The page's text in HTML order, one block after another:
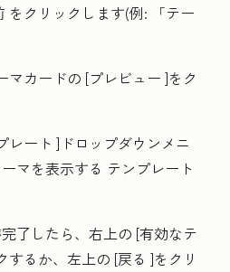
をクリックします(例:
「テー
マカードの [プレビュー ]をク
レート ]ドロップダウンメニ
マを表示する テンプレート
了したら、右上の [有効なテ
するか、左上の [戻る ]をクリ